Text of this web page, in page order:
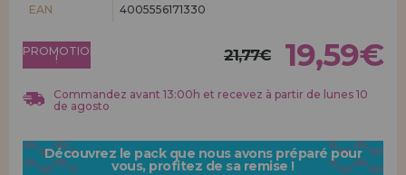
EAN
4005556171330
PROMOTION
! 21,77€ 19,59€
Commandez avant 13:00h et recevez à partir de lunes 10
de agosto
Découvrez le pack que nous avons préparé pour
vous, profitez de sa remise !